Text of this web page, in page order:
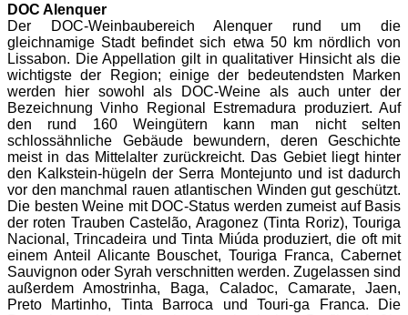
DOC Alenquer
Der DOC-Weinbaubereich Alenquer rund um die
gleichnamige Stadt befindet sich etwa 50 km nördlich von
Lissabon. Die Appellation gilt in qualitativer Hinsicht als die
wichtigste der Region; einige der bedeutendsten Marken
werden hier sowohl als DOC-Weine als auch unter der
Bezeichnung Vinho Regional Estremadura produziert. Auf
den rund 160 Weingütern kann man nicht selten
schlossähnliche Gebäude bewundern, deren Geschichte
meist in das Mittelalter zurückreicht. Das Gebiet liegt hinter
den Kalkstein-hügeln der Serra Montejunto und ist dadurch
vor den manchmal rauen atlantischen Winden gut geschützt.
Die besten Weine mit DOC-Status werden zumeist auf Basis
der roten Trauben Castelão, Aragonez (Tinta Roriz), Touriga
Nacional, Trincadeira und Tinta Miúda produziert, die oft mit
einem Anteil Alicante Bouschet, Touriga Franca, Cabernet
Sauvignon oder Syrah verschnitten werden. Zugelassen sind
außerdem Amostrinha, Baga, Caladoc, Camarate, Jaen,
Preto Martinho, Tinta Barroca und Touri-ga Franca. Die